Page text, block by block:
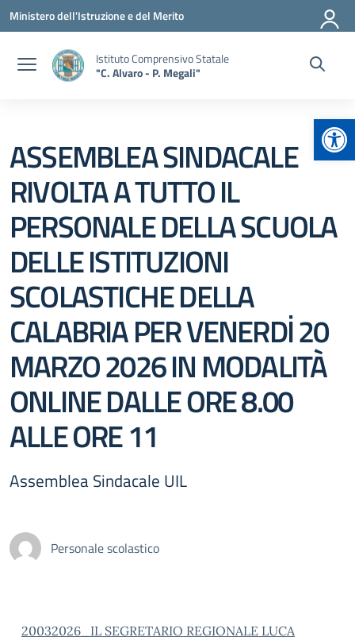
Vai ai contenuti
Vai al menu di navigazione
Vai al footer
Ministero dell'Istruzione e del Merito
Istituto Comprensivo Statale
"C. Alvaro - P. Megali"
ASSEMBLEA SINDACALE
RIVOLTA A TUTTO IL
PERSONALE DELLA SCUOLA
DELLE ISTITUZIONI
SCOLASTICHE DELLA
CALABRIA PER VENERDİ 20
MARZO 2026 IN MODALITÀ
ONLINE DALLE ORE 8.00
ALLE ORE 11
Assemblea Sindacale UIL
Personale scolastico
20032026_IL SEGRETARIO REGIONALE LUCA